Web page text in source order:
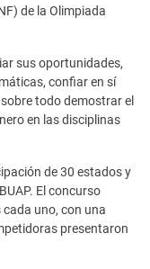
de la Olimpiada
sus oportunidades,
confiar en sí
todo demostrar el
en las disciplinas
de 30 estados y
El concurso
uno, con una
presentaron